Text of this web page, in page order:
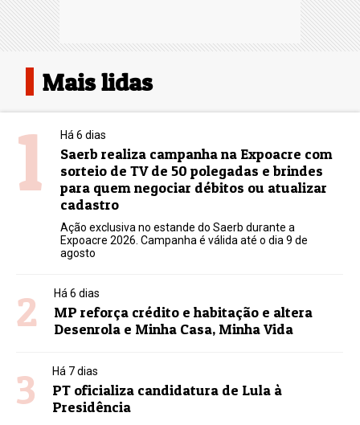
Mais lidas
1 Há 6 dias
Saerb realiza campanha na Expoacre com
sorteio de TV de 50 polegadas e brindes
para quem negociar débitos ou atualizar
cadastro
Ação exclusiva no estande do Saerb durante a
Expoacre 2026. Campanha é válida até o dia 9 de
agosto
2 Há 6 dias
MP reforça crédito e habitação e altera
Desenrola e Minha Casa, Minha Vida
3 Há 7 dias
PT oficializa candidatura de Lula à
Presidência